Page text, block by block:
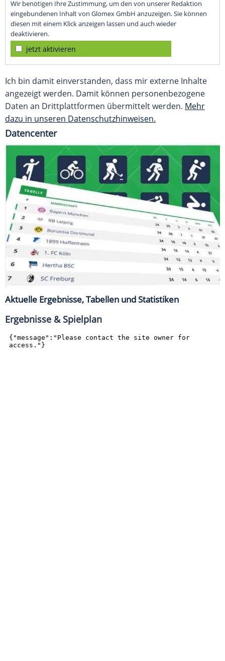
Wir benötigen Ihre Zustimmung, um den von unserer Redaktion
eingebundenen Inhalt von Glomex GmbH anzuzeigen. Sie können
diesen mit einem Klick anzeigen lassen und auch wieder
deaktivieren.
jetzt aktivieren
Ich bin damit einverstanden, dass mir externe Inhalte
angezeigt werden. Damit können personenbezogene
Daten an Drittplattformen übermittelt werden. Mehr
dazu in unseren Datenschutzhinweisen.
Datencenter
Aktuelle Ergebnisse, Tabellen und Statistiken
Ergebnisse & Spielplan